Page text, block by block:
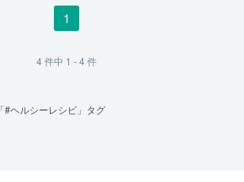
1
4件中 1 - 4件
「#ヘルシーレシピ」タグ